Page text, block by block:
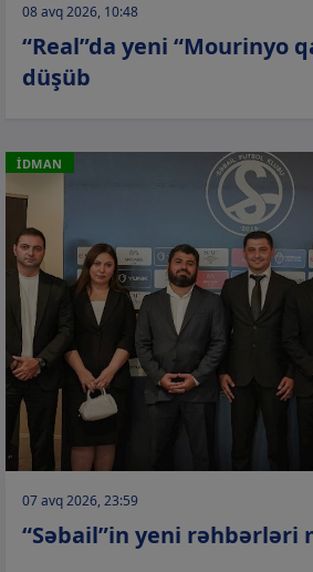
08 avq 2026, 10:48
“Real”da yeni “Mourinyo
düşüb
İDMAN
07 avq 2026, 23:59
“Səbail”in yeni rəhbərləri